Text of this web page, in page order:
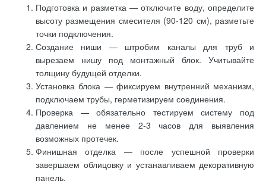
Подготовка и разметка — отключите воду, определите
высоту размещения смесителя (90-120 см), разметьте
точки подключения.
Создание ниши — штробим каналы для труб и
вырезаем нишу под монтажный блок. Учитывайте
толщину будущей отделки.
Установка блока — фиксируем внутренний механизм,
подключаем трубы, герметизируем соединения.
Проверка — обязательно тестируем систему под
давлением не менее 2-3 часов для выявления
возможных протечек.
Финишная отделка — после успешной проверки
завершаем облицовку и устанавливаем декоративную
панель.